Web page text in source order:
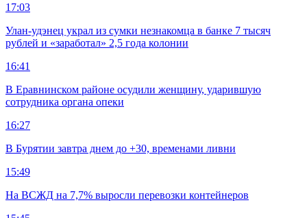
17:03
Улан-удэнец украл из сумки незнакомца в банке 7 тысяч
рублей и «заработал» 2,5 года колонии
16:41
В Еравнинском районе осудили женщину, ударившую
сотрудника органа опеки
16:27
В Бурятии завтра днем до +30, временами ливни
15:49
На ВСЖД на 7,7% выросли перевозки контейнеров